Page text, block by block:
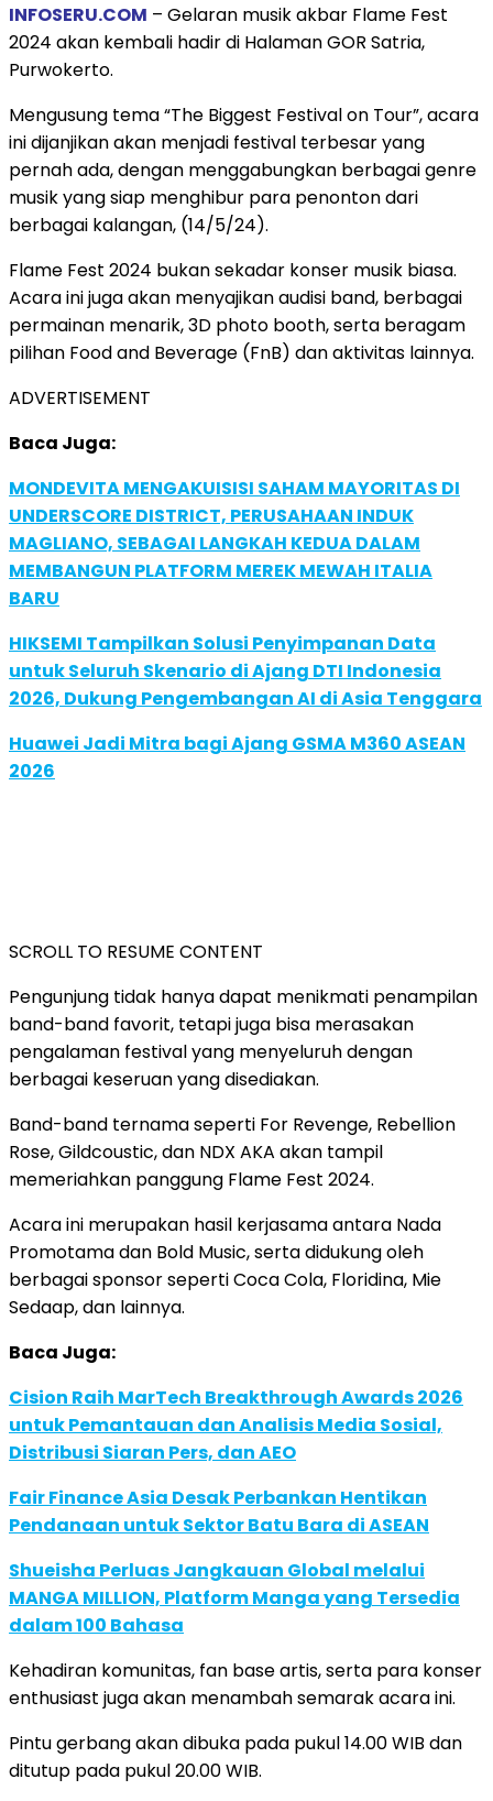
INFOSERU.COM – Gelaran musik akbar Flame Fest
2024 akan kembali hadir di Halaman GOR Satria,
Purwokerto.
Mengusung tema “The Biggest Festival on Tour”, acara
ini dijanjikan akan menjadi festival terbesar yang
pernah ada, dengan menggabungkan berbagai genre
musik yang siap menghibur para penonton dari
berbagai kalangan, (14/5/24).
Flame Fest 2024 bukan sekadar konser musik biasa.
Acara ini juga akan menyajikan audisi band, berbagai
permainan menarik, 3D photo booth, serta beragam
pilihan Food and Beverage (FnB) dan aktivitas lainnya.
ADVERTISEMENT
Baca Juga:
MONDEVITA MENGAKUISISI SAHAM MAYORITAS DI
UNDERSCORE DISTRICT, PERUSAHAAN INDUK
MAGLIANO, SEBAGAI LANGKAH KEDUA DALAM
MEMBANGUN PLATFORM MEREK MEWAH ITALIA
BARU
HIKSEMI Tampilkan Solusi Penyimpanan Data
untuk Seluruh Skenario di Ajang DTI Indonesia
2026, Dukung Pengembangan AI di Asia Tenggara
Huawei Jadi Mitra bagi Ajang GSMA M360 ASEAN
2026
SCROLL TO RESUME CONTENT
Pengunjung tidak hanya dapat menikmati penampilan
band-band favorit, tetapi juga bisa merasakan
pengalaman festival yang menyeluruh dengan
berbagai keseruan yang disediakan.
Band-band ternama seperti For Revenge, Rebellion
Rose, Gildcoustic, dan NDX AKA akan tampil
memeriahkan panggung Flame Fest 2024.
Acara ini merupakan hasil kerjasama antara Nada
Promotama dan Bold Music, serta didukung oleh
berbagai sponsor seperti Coca Cola, Floridina, Mie
Sedaap, dan lainnya.
Baca Juga:
Cision Raih MarTech Breakthrough Awards 2026
untuk Pemantauan dan Analisis Media Sosial,
Distribusi Siaran Pers, dan AEO
Fair Finance Asia Desak Perbankan Hentikan
Pendanaan untuk Sektor Batu Bara di ASEAN
Shueisha Perluas Jangkauan Global melalui
MANGA MILLION, Platform Manga yang Tersedia
dalam 100 Bahasa
Kehadiran komunitas, fan base artis, serta para konser
enthusiast juga akan menambah semarak acara ini.
Pintu gerbang akan dibuka pada pukul 14.00 WIB dan
ditutup pada pukul 20.00 WIB.